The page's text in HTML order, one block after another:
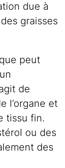
due à
graisses
peut
de
l’organe et
tissu fin.
ou des
des